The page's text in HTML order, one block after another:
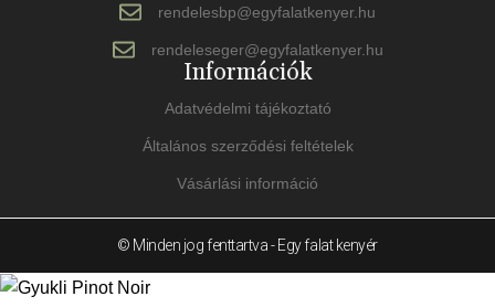
rendelesbp@egyfalatkenyer.hu
rendeleseger@egyfalatkenyer.hu
Információk
Adatvédelmi tájékoztató
Általános szerződési feltételek
Vásárlási információ
© Minden jog fenttartva - Egy falat kenyér